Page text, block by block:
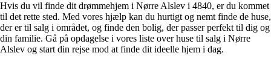
Hvis du vil finde dit drømmehjem i Nørre Alslev i 4840, er du kommet
til det rette sted. Med vores hjælp kan du hurtigt og nemt finde de huse,
der er til salg i området, og finde den bolig, der passer perfekt til dig og
din familie. Gå på opdagelse i vores liste over huse til salg i Nørre
Alslev og start din rejse mod at finde dit ideelle hjem i dag.